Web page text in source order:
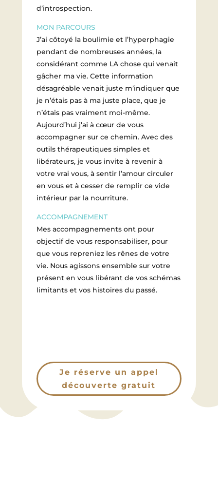
d’introspection.
MON PARCOURS
J’ai côtoyé la boulimie et l’hyperphagie
pendant de nombreuses années, la
considérant comme LA chose qui venait
gâcher ma vie. Cette information
désagréable venait juste m’indiquer que
je n’étais pas à ma juste place, que je
n’étais pas vraiment moi-même.
Aujourd’hui j’ai à cœur de vous
accompagner sur ce chemin. Avec des
outils thérapeutiques simples et
libérateurs, je vous invite à revenir à
votre vrai vous, à sentir l’amour circuler
en vous et à cesser de remplir ce vide
intérieur par la nourriture.
ACCOMPAGNEMENT
Mes accompagnements ont pour
objectif de vous responsabiliser, pour
que vous repreniez les rênes de votre
vie. Nous agissons ensemble sur votre
présent en vous libérant de vos schémas
limitants et vos histoires du passé.
Je réserve un appel
découverte gratuit